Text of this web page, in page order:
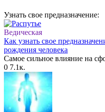
Узнать свое предназначение:
Ведическая
Как узнать свое
рождения человека
Самое сильное влияние на
0 7.1к.